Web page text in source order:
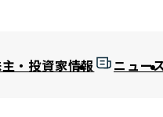
・投資家情報 ニュー